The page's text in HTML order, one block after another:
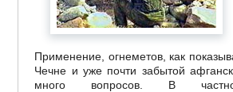
Применение, огнеметов, как
Чечне и уже почти забытой
много вопросов. В